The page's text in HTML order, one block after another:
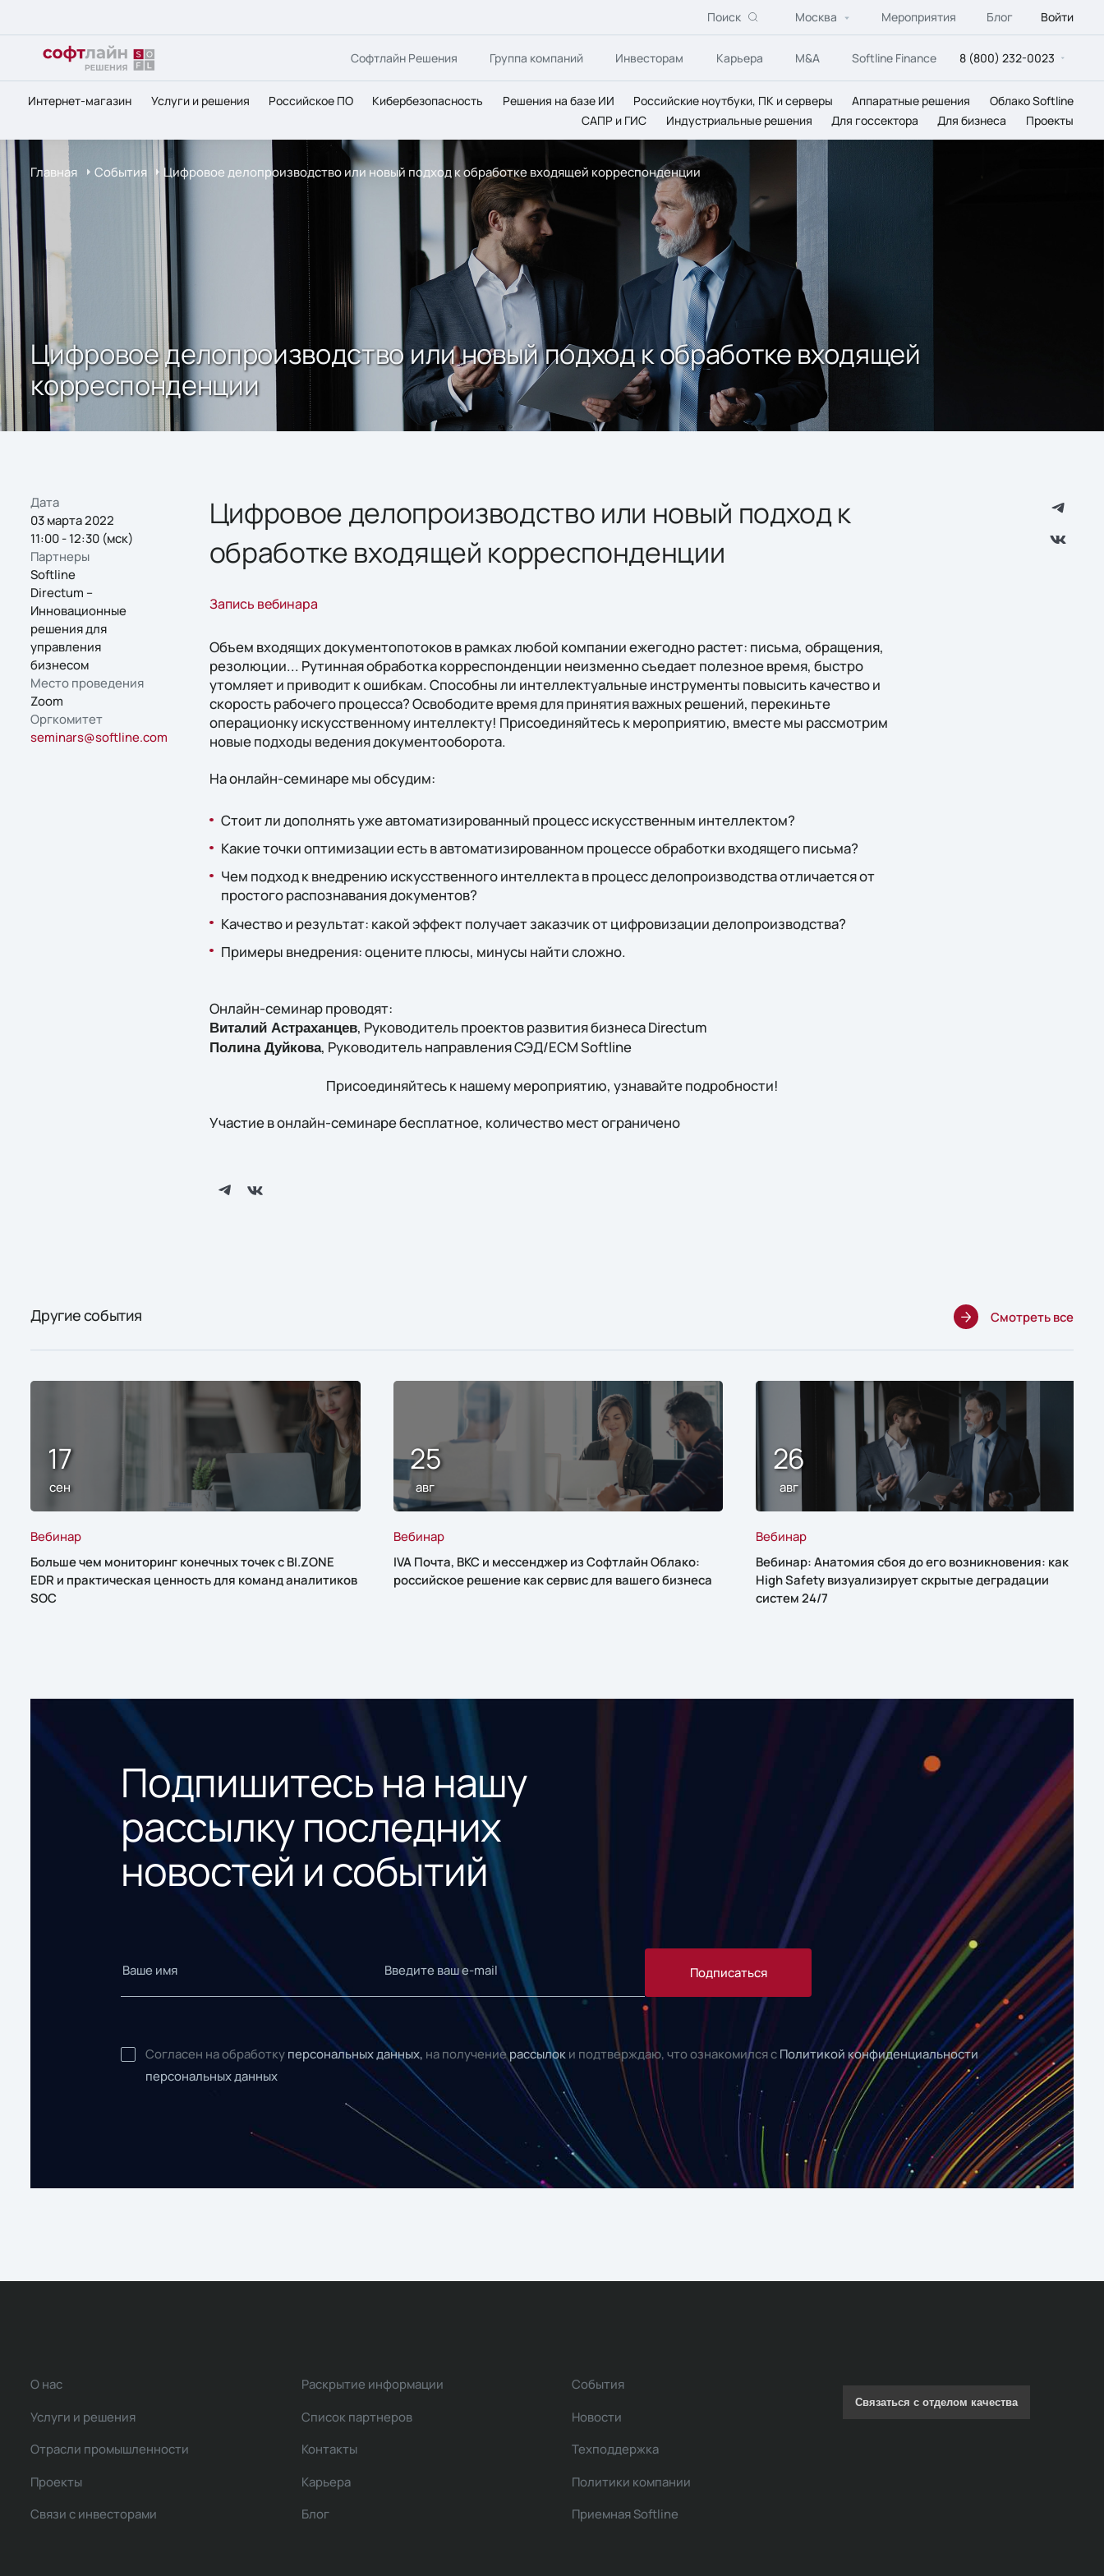
Поиск Москва Мероприятия Блог Войти
Софтлайн Решения Группа компаний Инвесторам Карьера M&A Softline Finance 8 (800) 232-0023
Интернет-магазин Услуги и решения Российское ПО Кибербезопасность Решения на базе ИИ Российские ноутбуки, ПК и серверы Аппаратные решения
Облако Softline
САПР и ГИС
Индустриальные решения Для госсектора Для бизнеса Проекты
Главная События Цифровое делопроизводство или новый подход к обработке входящей корреспонденции
Цифровое делопроизводство или новый подход к обработке входящей
корреспонденции
Дата
03 марта 2022
11:00 - 12:30 (мск)
Партнеры
Softline
Directum –
Инновационные
решения для
управления
бизнесом
Место проведения
Zoom
Оргкомитет
seminars@softline.com
Цифровое делопроизводство или новый подход к
обработке входящей корреспонденции
Запись вебинара
Объем входящих документопотоков в рамках любой компании ежегодно растет: письма, обращения,
резолюции... Рутинная обработка корреспонденции неизменно съедает полезное время, быстро
утомляет и приводит к ошибкам. Способны ли интеллектуальные инструменты повысить качество и
скорость рабочего процесса? Освободите время для принятия важных решений, перекиньте
операционку искусственному интеллекту! Присоединяйтесь к мероприятию, вместе мы рассмотрим
новые подходы ведения документооборота.
На онлайн-семинаре мы обсудим:
Стоит ли дополнять уже автоматизированный процесс искусственным интеллектом?
Какие точки оптимизации есть в автоматизированном процессе обработки входящего письма?
Чем подход к внедрению искусственного интеллекта в процесс делопроизводства отличается от
простого распознавания документов?
Качество и результат: какой эффект получает заказчик от цифровизации делопроизводства?
Примеры внедрения: оцените плюсы, минусы найти сложно.
Онлайн-семинар проводят:
Виталий Астраханцев, Руководитель проектов развития бизнеса Directum
Полина Дуйкова, Руководитель направления СЭД/ECM Softline
Присоединяйтесь к нашему мероприятию, узнавайте подробности!
Участие в онлайн-семинаре бесплатное, количество мест ограничено
Другие события Смотреть все
17
сен
Вебинар
Больше чем мониторинг конечных точек с BI.ZONE
EDR и практическая ценность для команд аналитиков
SOC
25
авг
Вебинар
IVA Почта, ВКС и мессенджер из Софтлайн Облако:
российское решение как сервис для вашего бизнеса
26
авг
Вебинар
Вебинар: Анатомия сбоя до его возникновения: как
High Safety визуализирует скрытые деградации
систем 24/7
Подпишитесь на нашу
рассылку последних
новостей и событий
Подписаться
Согласен на обработку персональных данных, на получениерассылок и подтверждаю, что ознакомился с Политикой конфиденциальности
персональных данных
О нас
Услуги и решения
Отрасли промышленности
Проекты
Связи с инвесторами
Раскрытие информации
Список партнеров
Контакты
Карьера
Блог
События
Новости
Техподдержка
Политики компании
Приемная Softline
Связаться с отделом качества